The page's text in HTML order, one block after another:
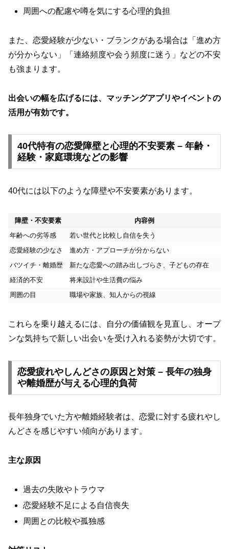
周囲への配慮や噂を気にする心理的負担
また、恋愛経験が少ない・ブランクがある場合は「進め方
が分からない」「連絡頻度や会う頻度に迷う」などの不安
も強まります。
出会いの幅を広げるには、マッチングアプリやイベントの
活用が有効です。
40代特有の恋愛障壁と心理的不安要素 – 年齢・
経験・家庭環境などの影響
40代には以下のような障壁や不安要素があります。
障壁・不安要素
内容例
年齢への劣等感
若い世代と比較し自信を失う
恋愛経験の少なさ
進め方・アプローチが分からない
バツイチ・離婚歴
新たな恋愛への踏み出しづらさ、子どもの存在
経済的不安
将来設計や生活費の悩み
周囲の目
職場や家族、知人からの視線
これらを乗り越えるには、自分の価値観を見直し、オープ
ンな気持ちで新しい出会いを受け入れる姿勢が大切です。
恋愛疲れやしんどさの原因と対策 – 長年の独身
や離婚歴が与える心理的負荷
長年独身でいた方や離婚経験者は、恋愛に対する疲れやし
んどさを感じやすい傾向があります。
主な原因
過去の失敗やトラウマ
恋愛経験不足による自信喪失
周囲との比較や孤独感